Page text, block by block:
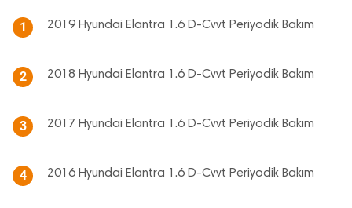
1 2019 Hyundai Elantra 1.6 D-Cvvt Periyodik Bakım
2 2018 Hyundai Elantra 1.6 D-Cvvt Periyodik Bakım
3 2017 Hyundai Elantra 1.6 D-Cvvt Periyodik Bakım
4 2016 Hyundai Elantra 1.6 D-Cvvt Periyodik Bakım